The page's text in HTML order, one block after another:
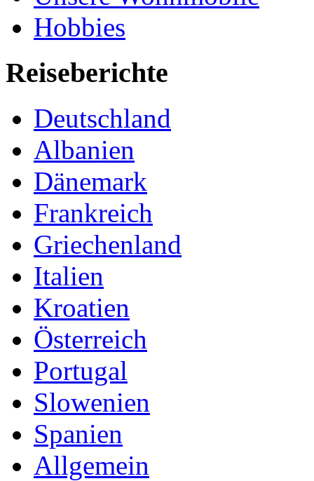
Hobbies
Reiseberichte
Deutschland
Albanien
Dänemark
Frankreich
Griechenland
Italien
Kroatien
Österreich
Portugal
Slowenien
Spanien
Allgemein